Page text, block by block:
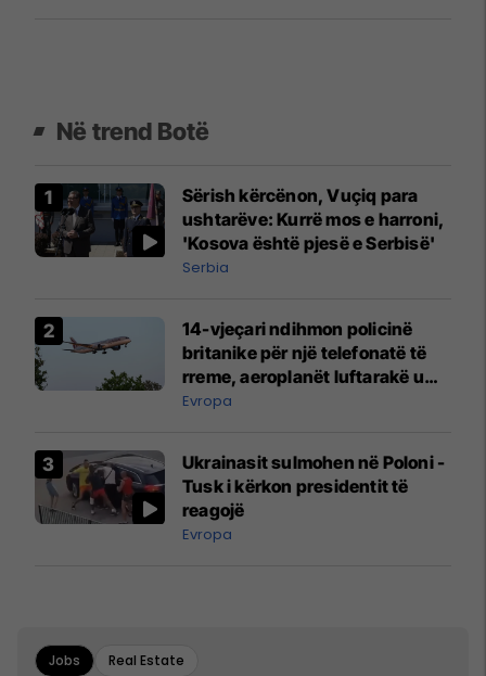
Në trend Botë
Sërish kërcënon, Vuçiq para
ushtarëve: Kurrë mos e harroni,
'Kosova është pjesë e Serbisë'
Serbia
14-vjeçari ndihmon policinë
britanike për një telefonatë të
rreme, aeroplanët luftarakë u
ngritën në ajër për të
Mançesterit
Evropa
Ukrainasit sulmohen në Poloni -
Tusk i kërkon presidentit të
reagojë
Evropa
Jobs Real Estate